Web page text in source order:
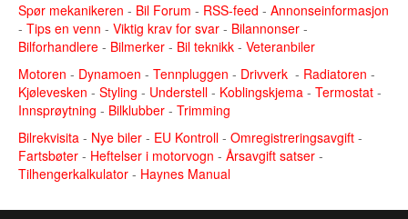
Spør mekanikeren - Bil Forum - RSS-feed - Annonseinformasjon
- Tips en venn - Viktig krav for svar - Bilannonser -
Bilforhandlere - Bilmerker - Bil teknikk - Veteranbiler
Motoren - Dynamoen - Tennpluggen - Drivverk - Radiatoren -
Kjølevesken - Styling - Understell - Koblingskjema - Termostat -
Innsprøytning - Bilklubber - Trimming
Bilrekvisita - Nye biler - EU Kontroll - Omregistreringsavgift -
Fartsbøter - Heftelser i motorvogn - Årsavgift satser -
Tilhengerkalkulator - Haynes Manual